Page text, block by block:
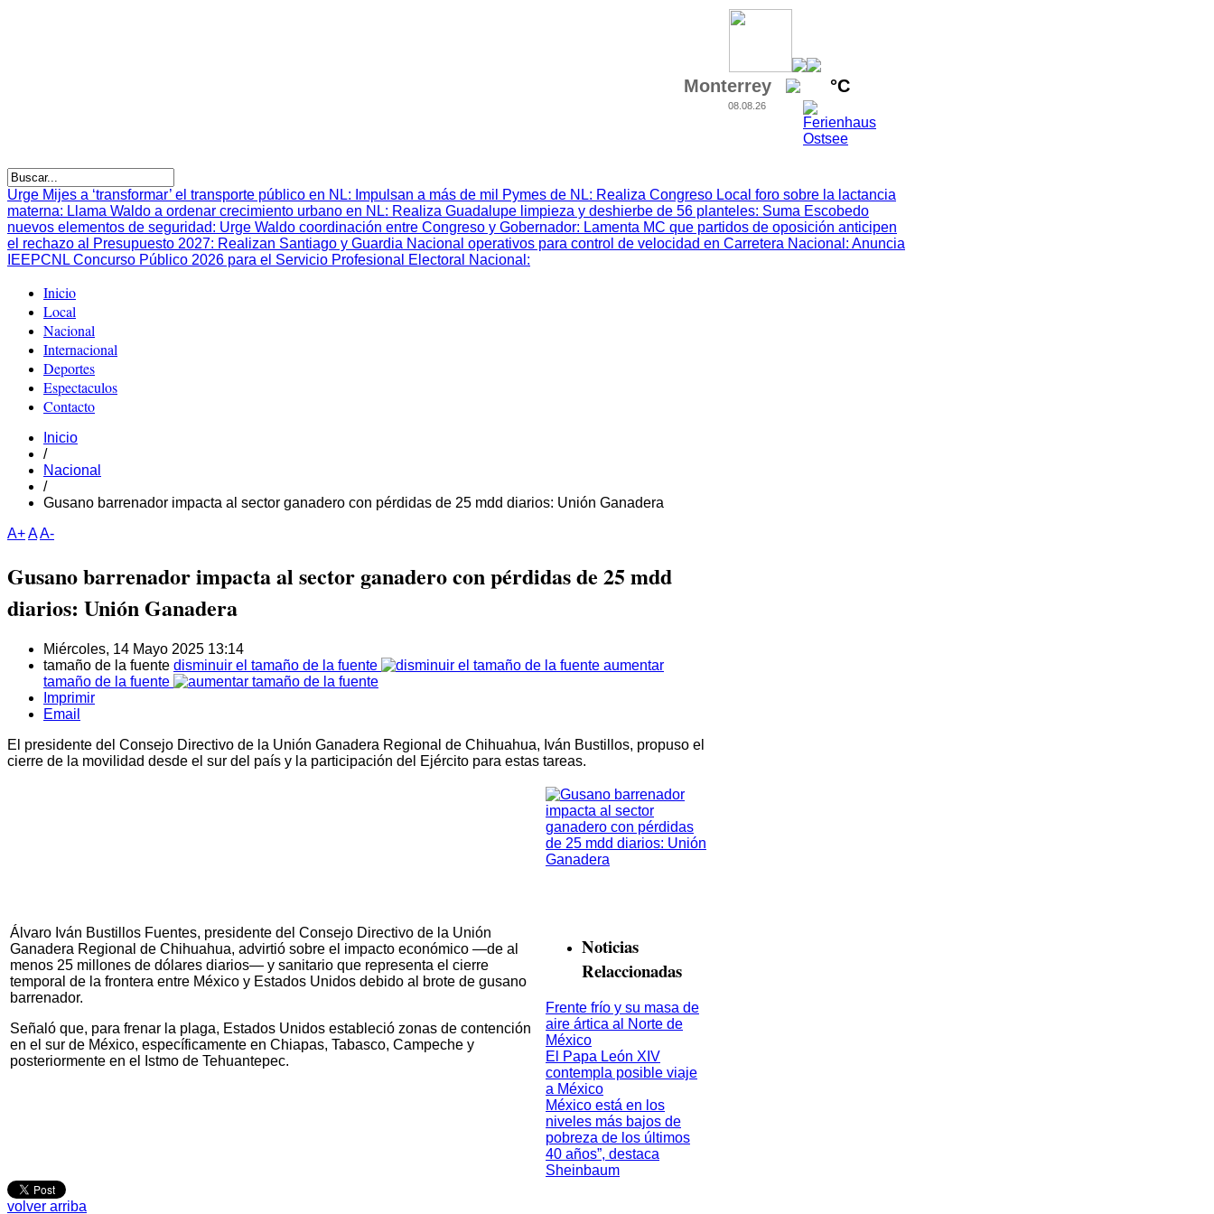
Monterrey °C
08.08.26
Urge Mijes a ‘transformar’ el transporte público en NL: Impulsan a más de mil Pymes de NL: Realiza Congreso Local foro sobre la lactancia
materna: Llama Waldo a ordenar crecimiento urbano en NL: Realiza Guadalupe limpieza y deshierbe de 56 planteles: Suma Escobedo
nuevos elementos de seguridad: Urge Waldo coordinación entre Congreso y Gobernador: Lamenta MC que partidos de oposición anticipen
el rechazo al Presupuesto 2027: Realizan Santiago y Guardia Nacional operativos para control de velocidad en Carretera Nacional : Anuncia
IEEPCNL Concurso Público 2026 para el Servicio Profesional Electoral Nacional :
Inicio
Local
Nacional
Internacional
Deportes
Espectaculos
Contacto
Inicio
/
Nacional
/
Gusano barrenador impacta al sector ganadero con pérdidas de 25 mdd diarios: Unión Ganadera
A+AA-
Gusano barrenador impacta al sector ganadero con pérdidas de 25 mdd
diarios: Unión Ganadera
Miércoles, 14 Mayo 2025 13:14
tamaño de la fuente disminuir el tamaño de la fuente
aumentar
tamaño de la fuente
Imprimir
Email
El presidente del Consejo Directivo de la Unión Ganadera Regional de Chihuahua, Iván Bustillos, propuso el
cierre de la movilidad desde el sur del país y la participación del Ejército para estas tareas.
Álvaro Iván Bustillos Fuentes, presidente del Consejo Directivo de la Unión
Ganadera Regional de Chihuahua, advirtió sobre el impacto económico —de al
menos 25 millones de dólares diarios— y sanitario que representa el cierre
temporal de la frontera entre México y Estados Unidos debido al brote de gusano
barrenador.
Señaló que, para frenar la plaga, Estados Unidos estableció zonas de contención
en el sur de México, específicamente en Chiapas, Tabasco, Campeche y
posteriormente en el Istmo de Tehuantepec.
Noticias
Relaccionadas
Frente frío y su masa de
aire ártica al Norte de
México
El Papa León XIV
contempla posible viaje
a México
México está en los
niveles más bajos de
pobreza de los últimos
40 años”, destaca
Sheinbaum
volver arriba